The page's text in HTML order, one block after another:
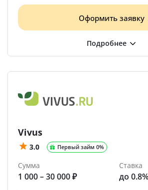
Оформить заявку
Vivus
3.0 Первый займ 0%
Сумма
1 000 – 30 000 ₽
Ставка
до